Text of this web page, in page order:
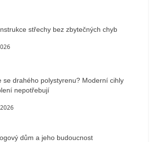
střechy bez zbytečných chyb
se drahého polystyrenu? Moderní cihly
nepotřebují
dům a jeho budoucnost